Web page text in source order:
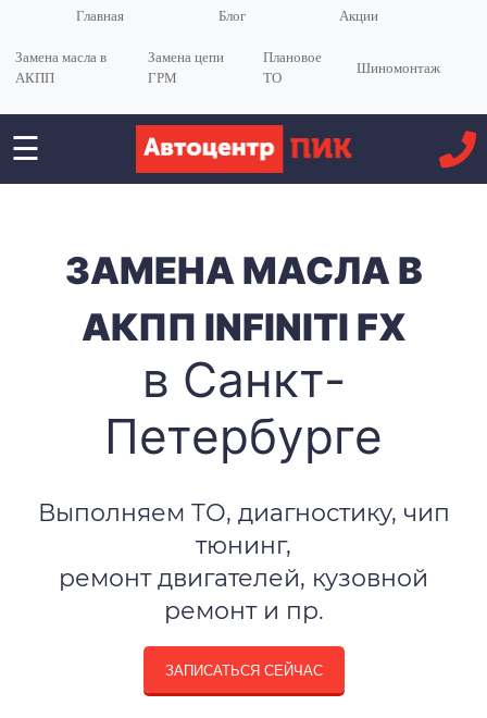
Главная Блог Акции
Замена масла в
АКПП
Замена цепи
ГРМ
Плановое
ТО
Шиномонтаж
☰
ЗАМЕНА МАСЛА В
АКПП INFINITI FX
в Санкт-
Петербурге
Выполняем ТО, диагностику, чип
тюнинг,
ремонт двигателей, кузовной
ремонт и пр.
ЗАПИСАТЬСЯ СЕЙЧАС